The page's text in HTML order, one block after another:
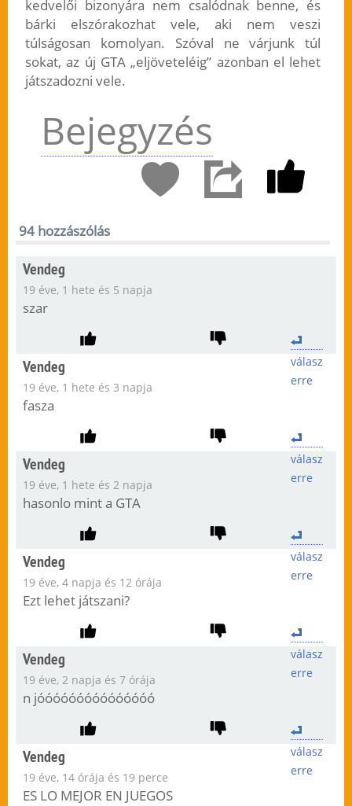
kedvelői bizonyára nem csalódnak benne, és
bárki elszórakozhat vele, aki nem veszi
túlságosan komolyan. Szóval ne várjunk túl
sokat, az új GTA „eljöveteléig” azonban el lehet
játszadozni vele.
Bejegyzés
94 hozzászólás
Vendeg
19 éve, 1 hete és 5 napja
szar
válasz
erre
Vendeg
19 éve, 1 hete és 3 napja
fasza
válasz
erre
Vendeg
19 éve, 1 hete és 2 napja
hasonlo mint a GTA
válasz
erre
Vendeg
19 éve, 4 napja és 12 órája
Ezt lehet játszani?
válasz
erre
Vendeg
19 éve, 2 napja és 7 órája
n jóóóóóóóóóóóóóóó
válasz
erre
Vendeg
19 éve, 14 órája és 19 perce
ES LO MEJOR EN JUEGOS